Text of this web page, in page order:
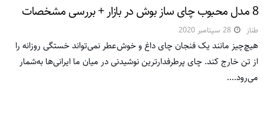
8 مدل محبوب چای ساز بوش در بازار + بررسی مشخصات
طناز 28 سپتامبر 2020
هیچ‌چیز مانند یک فنجان چای داغ و خوش‌عطر نمی‌تواند خستگی روزانه را
از تن خارج کند. چای پرطرفدارترین نوشیدنی در میان ما ایرانی‌ها به‌شمار
می‌رود....